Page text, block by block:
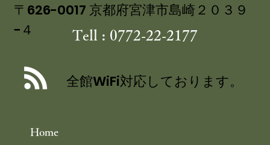
ルク 飯尾醸造 富士酢プレミアム使用
Home
〒626-0017 京都府宮津市島崎２０３９
−４
Tell : 0772-22-2177
全館WiFi対応しております。